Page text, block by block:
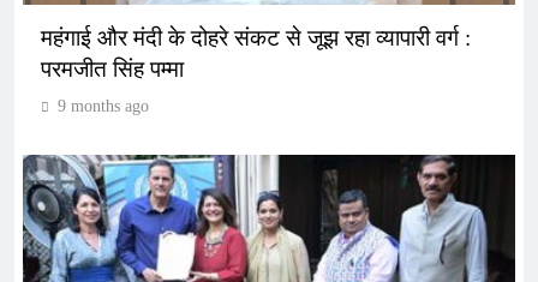
महंगाई और मंदी के दोहरे संकट से जूझ रहा व्यापारी वर्ग :
परमजीत सिंह पम्मा
9 months ago